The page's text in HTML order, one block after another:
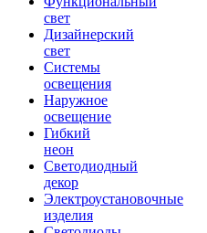
свет
Дизайнерский
свет
Системы
освещения
Наружное
освещение
Гибкий
неон
Светодиодный
декор
Электроустановочные
изделия